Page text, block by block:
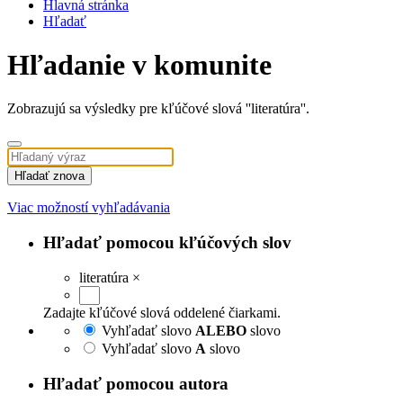
Hlavná stránka
Hľadať
Hľadanie v komunite
Zobrazujú sa výsledky pre kľúčové slová ''literatúra''.
Hľadať znova
Viac možností vyhľadávania
Hľadať pomocou kľúčových slov
literatúra ×
Zadajte kľúčové slová oddelené čiarkami.
Vyhľadať slovo ALEBO slovo
Vyhľadať slovo A slovo
Hľadať pomocou autora